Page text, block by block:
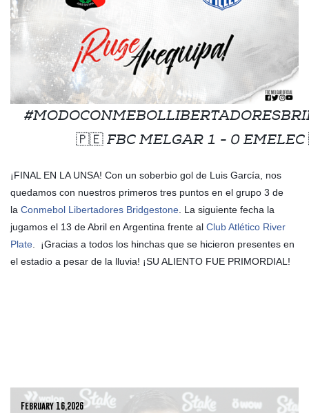
🇵🇪 FBC MELGAR 1 - 0
¡FINAL EN LA UNSA! Con un soberbio gol de Luis García, nos
quedamos con nuestros primeros tres puntos en el grupo 3 de
la Conmebol Libertadores Bridgestone . La siguiente fecha la
jugamos el 13 de Abril en Argentina frente al Club Atlético River
Plate
¡Gracias a todos los hinchas que se hicieron presentes en
el estadio a pesar de la lluvia! ¡SU ALIENTO FUE PRIMORDIAL!
February 16,2026